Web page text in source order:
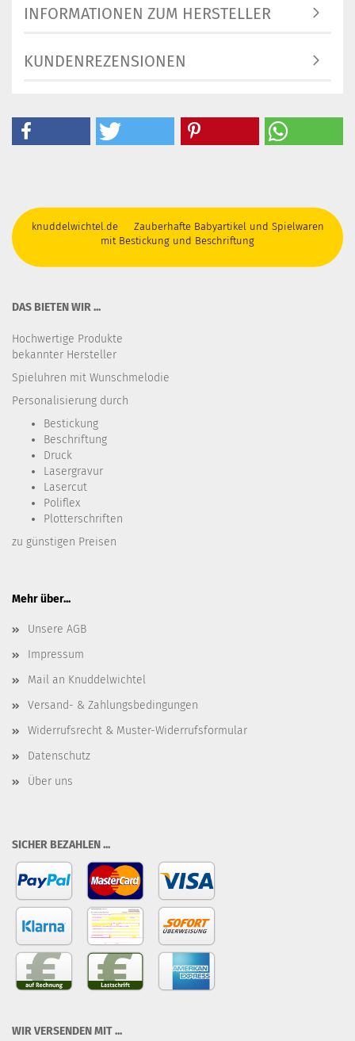
INFORMATIONEN ZUM HERSTELLER
KUNDENREZENSIONEN
knuddelwichtel.de Zauberhafte Babyartikel und Spielwaren
mit Bestickung und Beschriftung
DAS BIETEN WIR ...
Hochwertige Produkte
bekannter Hersteller
Spieluhren mit Wunschmelodie
Personalisierung durch
Bestickung​
Beschriftung
Druck
Lasergravur
Lasercut
Poliflex
Plotterschriften
zu günstigen Preisen
Mehr über...
Unsere AGB
Impressum
Mail an Knuddelwichtel
Versand- & Zahlungsbedingungen
Widerrufsrecht & Muster-Widerrufsformular
Datenschutz
Über uns
SICHER BEZAHLEN ...
WIR VERSENDEN MIT ...